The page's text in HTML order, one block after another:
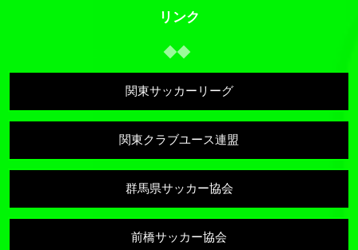
リンク
関東サッカーリーグ
関東クラブユース連盟
群馬県サッカー協会
前橋サッカー協会